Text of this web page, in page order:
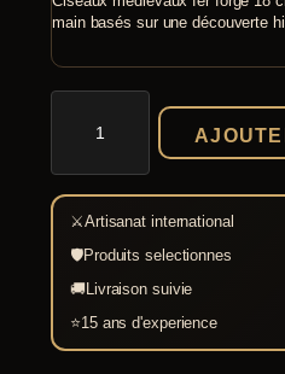
main basés sur une découverte
quantité
Ciseaux
forgé
⚔Artisanat international
🛡Produits selectionnes
🚚Livraison suivie
⭐15 ans d'experience